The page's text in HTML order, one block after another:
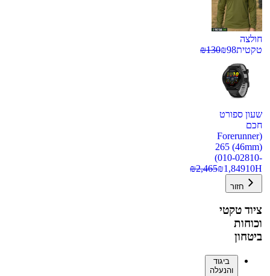
חולצה
טקטית
₪98
₪130
שעון ספורט
חכם
(Forerunner
265 (46mm)
(010-02810-
10H
₪1,849
₪2,465
חזור
ציוד טקטי
וכוחות
ביטחון
ביגוד
והנעלה